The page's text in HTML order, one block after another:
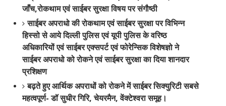
जाँच,रोकथाम एवं साईबर सुरक्षा विषय पर संगौष्ठी
साईबर अपराधो की रोकथाम एवं साईबर सुरक्षा पर विभिन्न
हिस्सो से आये दिल्ली पुलिस एवं यूपी पुलिस के वरिष्ठ
अधिकारियों एवं साईबर एक्सपर्ट एवं फोरेन्सिक विशेषज्ञो ने
साईबर अपराधो को रोकने एवं साईबर सुरक्षा का दिया शानदार
प्रशिक्षण
बढ़ते हुए आर्थिक अपराधों को रोकने में साईबर सिक्युरिटी सबसे
महत्वपूर्ण- डॉ सुधीर गिरि, चेयरमैन, वेंक्टेश्वरा समूह।